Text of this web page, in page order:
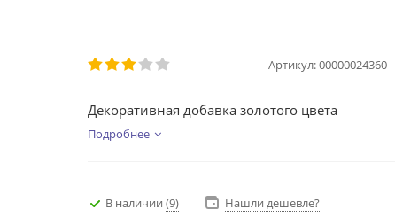
Артикул:00000024360
Декоративная добавка золотого цвета
Подробнее
В наличии (9) Нашли дешевле?